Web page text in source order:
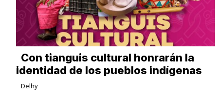
Con tianguis cultural honrarán la
identidad de los pueblos indígenas
Delhy